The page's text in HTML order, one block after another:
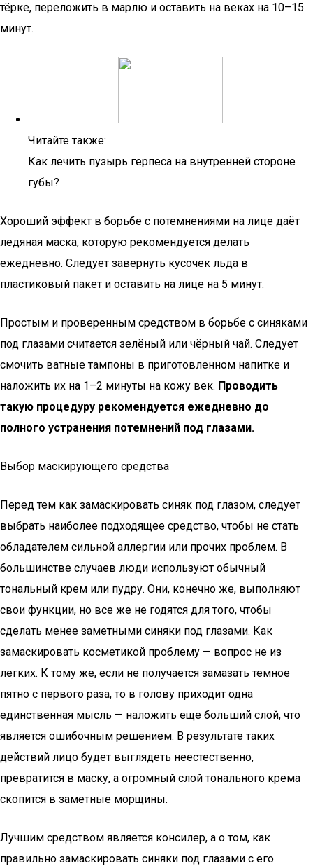
тёрке, переложить в марлю и оставить на веках на 10–15
минут.
Читайте также:
Как лечить пузырь герпеса на внутренней стороне
губы?
Хороший эффект в борьбе с потемнениями на лице даёт
ледяная маска, которую рекомендуется делать
ежедневно. Следует завернуть кусочек льда в
пластиковый пакет и оставить на лице на 5 минут.
Простым и проверенным средством в борьбе с синяками
под глазами считается зелёный или чёрный чай. Следует
смочить ватные тампоны в приготовленном напитке и
наложить их на 1–2 минуты на кожу век. Проводить
такую процедуру рекомендуется ежедневно до
полного устранения потемнений под глазами.
Выбор маскирующего средства
Перед тем как замаскировать синяк под глазом, следует
выбрать наиболее подходящее средство, чтобы не стать
обладателем сильной аллергии или прочих проблем. В
большинстве случаев люди используют обычный
тональный крем или пудру. Они, конечно же, выполняют
свои функции, но все же не годятся для того, чтобы
сделать менее заметными синяки под глазами. Как
замаскировать косметикой проблему — вопрос не из
легких. К тому же, если не получается замазать темное
пятно с первого раза, то в голову приходит одна
единственная мысль — наложить еще больший слой, что
является ошибочным решением. В результате таких
действий лицо будет выглядеть неестественно,
превратится в маску, а огромный слой тонального крема
скопится в заметные морщины.
Лучшим средством является консилер, а о том, как
правильно замаскировать синяки под глазами с его